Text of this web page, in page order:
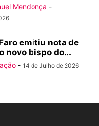
Mendonça -
emitiu nota de
novo bispo do...
- 14 de Julho de 2026